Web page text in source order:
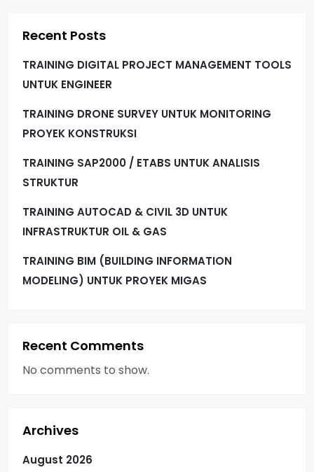
Recent Posts
TRAINING DIGITAL PROJECT MANAGEMENT TOOLS
UNTUK ENGINEER
TRAINING DRONE SURVEY UNTUK MONITORING
PROYEK KONSTRUKSI
TRAINING SAP2000 / ETABS UNTUK ANALISIS
STRUKTUR
TRAINING AUTOCAD & CIVIL 3D UNTUK
INFRASTRUKTUR OIL & GAS
TRAINING BIM (BUILDING INFORMATION
MODELING) UNTUK PROYEK MIGAS
Recent Comments
No comments to show.
Archives
August 2026